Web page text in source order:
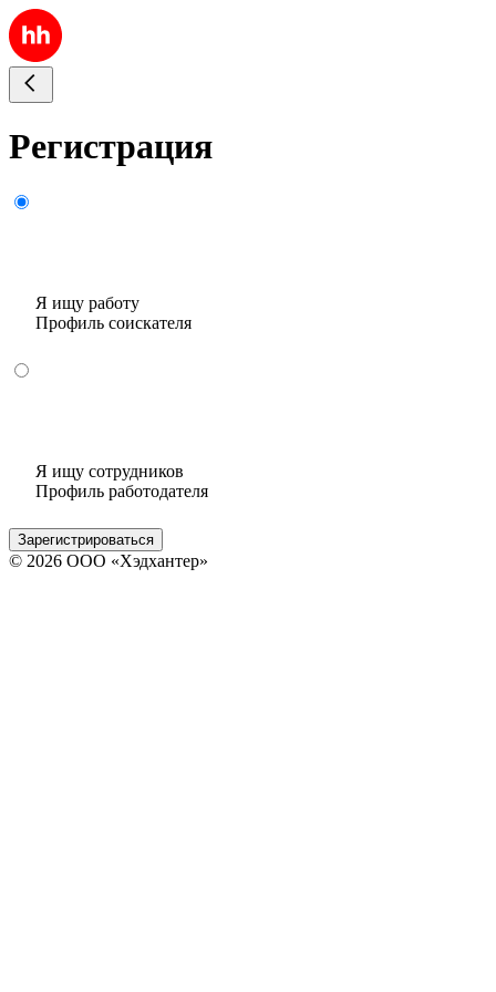
Регистрация
Я ищу работу
Профиль соискателя
Я ищу сотрудников
Профиль работодателя
Зарегистрироваться
© 2026 ООО «Хэдхантер»